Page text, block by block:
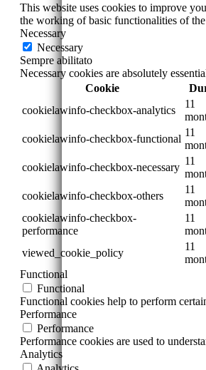
This website uses cookies to improve
the working of basic functionalities of the
Necessary
Necessary
Sempre abilitato
Necessary cookies are absolutely
Cookie
cookielawinfo-checkbox-analytics
11
cookielawinfo-checkbox-functional
11
cookielawinfo-checkbox-necessary
11
cookielawinfo-checkbox-others
11
cookielawinfo-checkbox-
performance
11
viewed_cookie_policy
11
Functional
Functional
Functional cookies help to perform
Performance
Performance
Performance cookies are used to
Analytics